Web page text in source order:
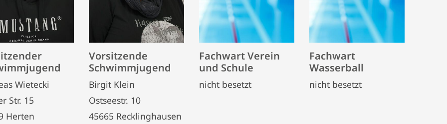
Wietecki
Str. 15
Herten
Vorsitzende
Schwimmjugend
Birgit Klein
Ostseestr. 10
45665 Recklinghausen
Fachwart Verein
und Schule
nicht besetzt
Fachwart
Wasserball
nicht besetzt